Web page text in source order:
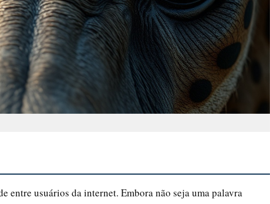
entre usuários da internet. Embora não seja uma palavra